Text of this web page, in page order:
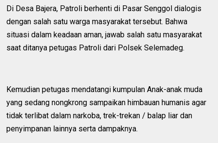
Di Desa Bajera, Patroli berhenti di Pasar Senggol dialogis
dengan salah satu warga masyarakat tersebut. Bahwa
situasi dalam keadaan aman, jawab salah satu masyarakat
saat ditanya petugas Patroli dari Polsek Selemadeg.
Kemudian petugas mendatangi kumpulan Anak-anak muda
yang sedang nongkrong sampaikan himbauan humanis agar
tidak terlibat dalam narkoba, trek-trekan / balap liar dan
penyimpanan lainnya serta dampaknya.